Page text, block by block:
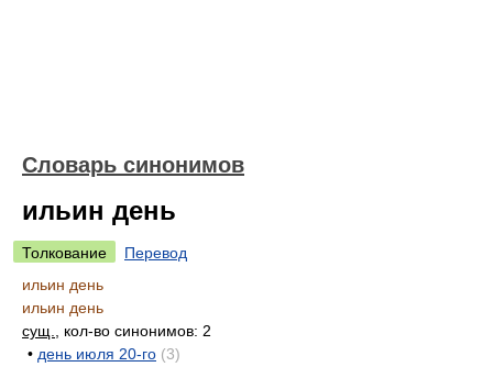
Словарь синонимов
ильин день
Толкование
Перевод
ильин день
ильин день
сущ.
, кол-во синонимов: 2
• день июля 20-го (3)